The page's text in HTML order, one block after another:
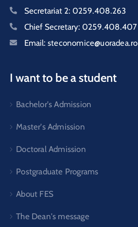
Secretariat 2: 0259.408.263
Chief Secretary: 0259.408.407
Email: steconomice@uoradea.ro
I want to be a student
Bachelor's Admission
Master's Admission
Doctoral Admission
Postgraduate Programs
About FES
The Dean's message